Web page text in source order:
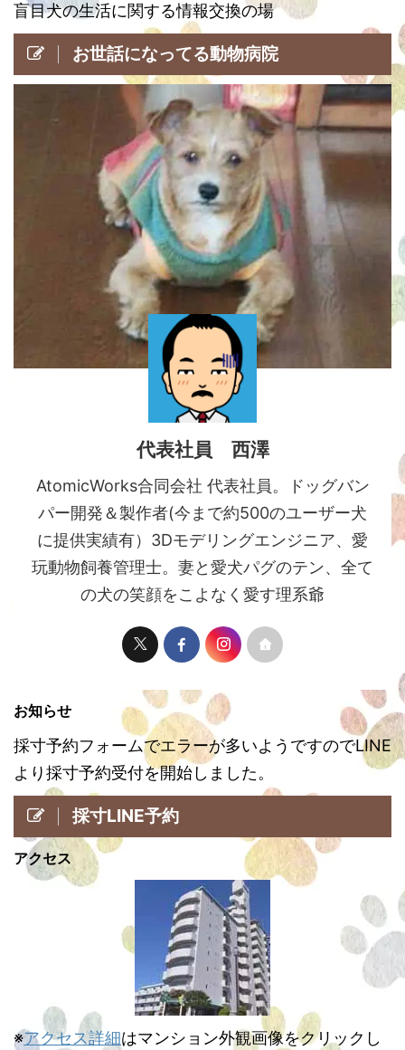
盲目犬の生活に関する情報交換の場
お世話になってる動物病院
代表社員 西澤
AtomicWorks合同会社 代表社員。ドッグバン
パー開発＆製作者(今まで約500のユーザー犬
に提供実績有）3Dモデリングエンジニア、愛
玩動物飼養管理士。妻と愛犬パグのテン、全て
の犬の笑顔をこよなく愛す理系爺
お知らせ
採寸予約フォームでエラーが多いようですのでLINE
より採寸予約受付を開始しました。
採寸LINE予約
アクセス
※アクセス詳細はマンション外観画像をクリックし